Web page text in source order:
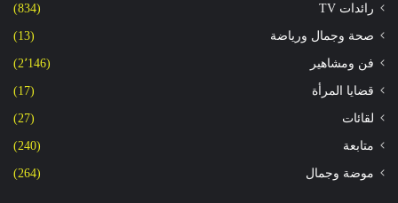
رائدات TV (834)
صحة وجمال ورياضة (13)
فن ومشاهير (2٬146)
قضايا المرأة (17)
لقائات (27)
متابعة (240)
موضة وجمال (264)